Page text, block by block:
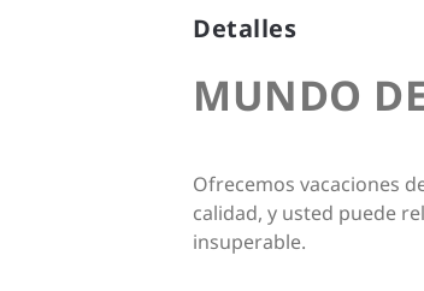
Detalles
MUNDO
Ofrecemos vacaciones
calidad, y usted puede
insuperable.